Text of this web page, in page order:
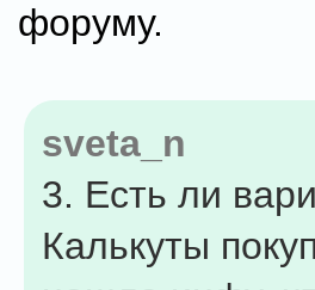
форуму.
sveta_n
3. Есть ли
Калькуты